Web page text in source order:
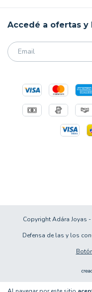
Accedé a ofertas
Copyright Adára Joyas
Defensa de las y los